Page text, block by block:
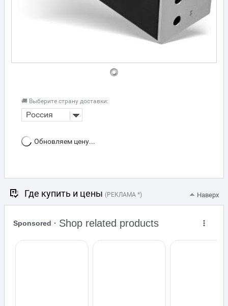
🚚 Выберите страну доставки:
Россия
Обновляем цену...
Где купить и цены (РЕКЛАМА *) Наверх